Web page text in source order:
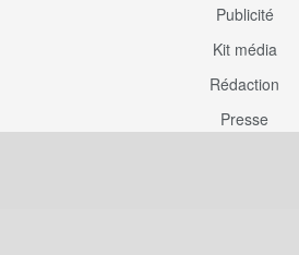
Publicité
Kit média
Rédaction
Presse